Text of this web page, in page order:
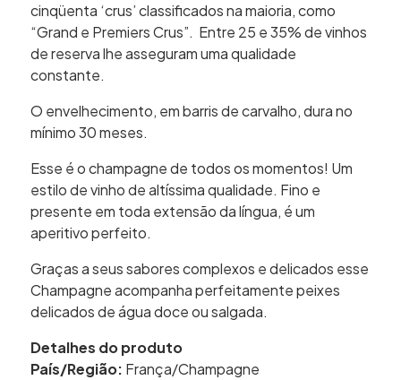
cinqüenta ‘crus’ classificados na maioria, como
“Grand e Premiers Crus”. Entre 25 e 35% de vinhos
de reserva lhe asseguram uma qualidade
constante.
O envelhecimento, em barris de carvalho, dura no
mínimo 30 meses.
Esse é o champagne de todos os momentos! Um
estilo de vinho de altíssima qualidade. Fino e
presente em toda extensão da língua, é um
aperitivo perfeito.
Graças a seus sabores complexos e delicados esse
Champagne acompanha perfeitamente peixes
delicados de água doce ou salgada.
Detalhes do produto
País/Região: França/Champagne